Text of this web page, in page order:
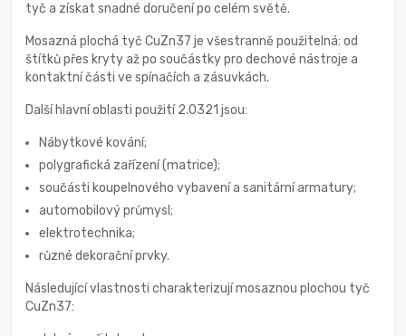
tyč a získat snadné doručení po celém světě.
Mosazná plochá tyč CuZn37 je všestranně použitelná: od
štítků přes kryty až po součástky pro dechové nástroje a
kontaktní části ve spínačích a zásuvkách.
Další hlavní oblasti použití 2.0321 jsou:
Nábytkové kování;
polygrafická zařízení (matrice);
součásti koupelnového vybavení a sanitární armatury;
automobilový průmysl;
elektrotechnika;
různé dekorační prvky.
Následující vlastnosti charakterizují mosaznou plochou tyč
CuZn37: